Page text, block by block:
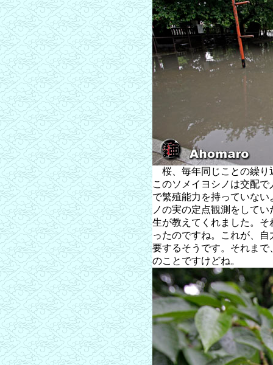
桜、毎年同じことの繰り
このソメイヨシノは交配
で繁殖能力を持っていな
ノの実の定点観測をして
生が教えてくれました。
ったのですね。これが、
要するそうです。それま
のことですけどね。